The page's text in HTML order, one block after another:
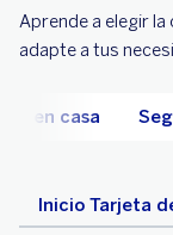
Aprende a elegir
adapte a tus
en casa
Inicio Tarjeta